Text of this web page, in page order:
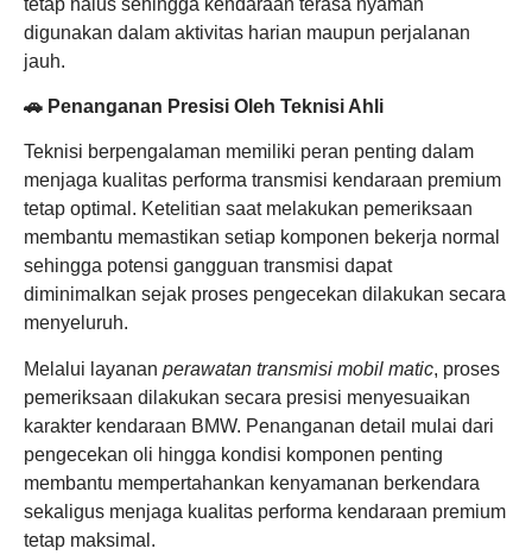
digunakan dalam aktivitas harian maupun perjalanan
jauh.
🚗 Penanganan Presisi Oleh Teknisi Ahli
Teknisi berpengalaman memiliki peran penting dalam
menjaga kualitas performa transmisi kendaraan premium
tetap optimal. Ketelitian saat melakukan pemeriksaan
membantu memastikan setiap komponen bekerja normal
sehingga potensi gangguan transmisi dapat
diminimalkan sejak proses pengecekan dilakukan secara
menyeluruh.
Melalui layanan perawatan transmisi mobil matic, proses
pemeriksaan dilakukan secara presisi menyesuaikan
karakter kendaraan BMW. Penanganan detail mulai dari
pengecekan oli hingga kondisi komponen penting
membantu mempertahankan kenyamanan berkendara
sekaligus menjaga kualitas performa kendaraan premium
tetap maksimal.